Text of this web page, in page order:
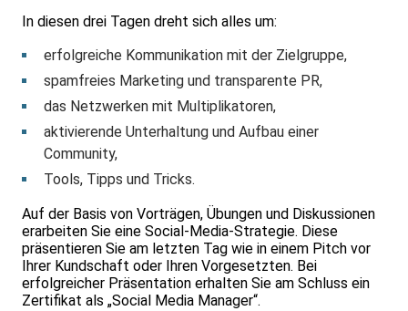
In diesen drei Tagen dreht sich alles um:
erfolgreiche Kommunikation mit der Zielgruppe,
spamfreies Marketing und transparente PR,
das Netzwerken mit Multiplikatoren,
aktivierende Unterhaltung und Aufbau einer
Community,
Tools, Tipps und Tricks.
Auf der Basis von Vorträgen, Übungen und Diskussionen
erarbeiten Sie eine Social-Media-Strategie. Diese
präsentieren Sie am letzten Tag wie in einem Pitch vor
Ihrer Kundschaft oder Ihren Vorgesetzten. Bei
erfolgreicher Präsentation erhalten Sie am Schluss ein
Zertifikat als „Social Media Manager“.